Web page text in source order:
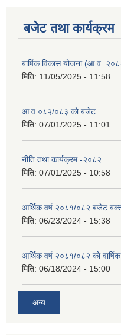
बजेट तथा कार्यक्रम
बार्षिक विकास योजना (आ.व.
मिति: 11/05/2025 - 11:58
आ.व ०८२/०८३ को बजेट
मिति: 07/01/2025 - 11:01
नीति तथा कार्यक्रम -२०८२
मिति: 07/01/2025 - 10:58
आर्थिक वर्ष २०८१/०८२ बजेट
मिति: 06/23/2024 - 15:38
आर्थिक वर्ष २०८१/०८२ काे
मिति: 06/18/2024 - 15:00
अन्य